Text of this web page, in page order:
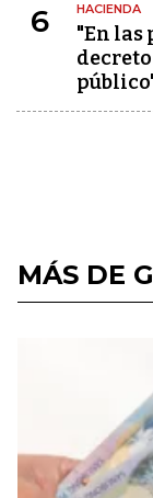
6 HACIENDA
"En
MÁS DE